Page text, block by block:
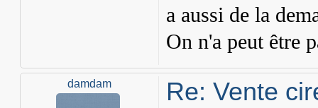
a aussi de la
On n'a peut être
damdam Re: Vente